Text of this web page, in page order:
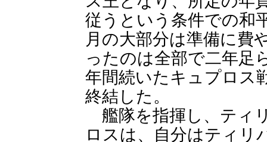
従うという条件での和
月の大部分は準備に費
ったのは全部で二年足
年間続いたキュプロス
終結した。
艦隊を指揮し、ティ
ロスは、自分はティリ